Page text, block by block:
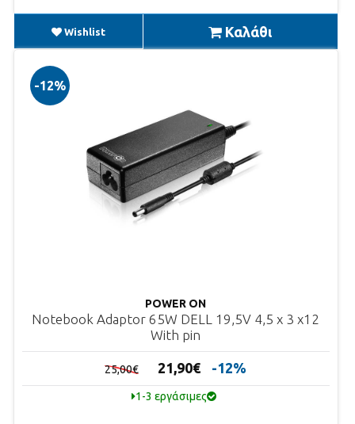
Wishlist Καλάθι
-12%
POWER ON
Notebook Adaptor 65W DELL 19,5V 4,5 x 3 x12
With pin
25,00€ 21,90€ -12%
1-3 εργάσιμες